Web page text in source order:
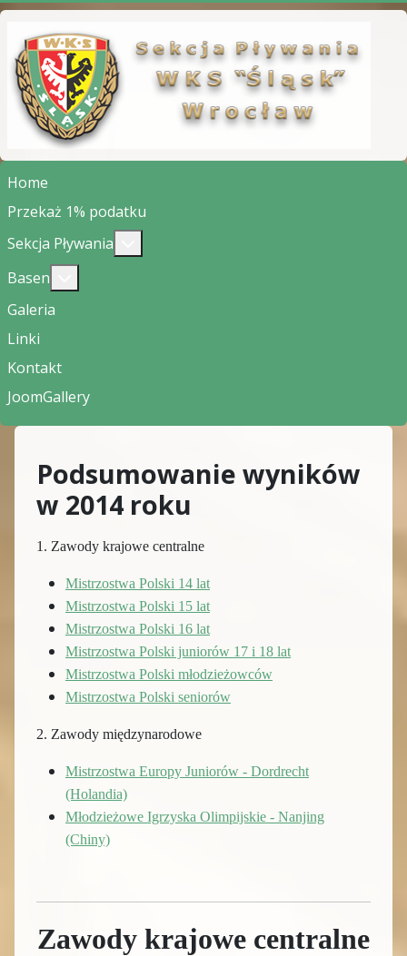
Home
Przekaż 1% podatku
Sekcja Pływania
Basen
Galeria
Linki
Kontakt
JoomGallery
Podsumowanie wyników
w 2014 roku
1. Zawody krajowe centralne
Mistrzostwa Polski 14 lat
Mistrzostwa Polski 15 lat
Mistrzostwa Polski 16 lat
Mistrzostwa Polski juniorów 17 i 18 lat
Mistrzostwa Polski młodzieżowców
Mistrzostwa Polski seniorów
2. Zawody międzynarodowe
Mistrzostwa Europy Juniorów - Dordrecht
(Holandia)
Młodzieżowe Igrzyska Olimpijskie - Nanjing
(Chiny)
Zawody krajowe centralne